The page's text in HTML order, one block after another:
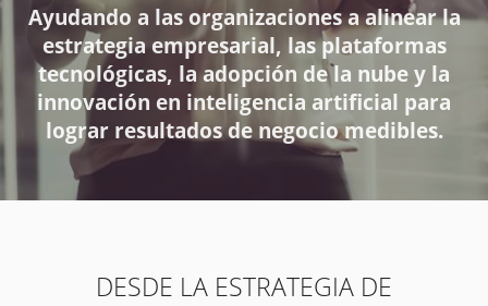
Ayudando a las organizaciones a alinear la
estrategia empresarial, las plataformas
tecnológicas, la adopción de la nube y la
innovación en inteligencia artificial para
lograr resultados de negocio medibles.
DESDE LA ESTRATEGIA DE